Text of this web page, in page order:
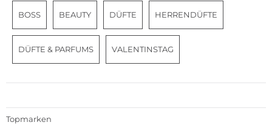
BOSS BEAUTY DÜFTE HERRENDÜFTE
DÜFTE & PARFUMS VALENTINSTAG
Topmarken